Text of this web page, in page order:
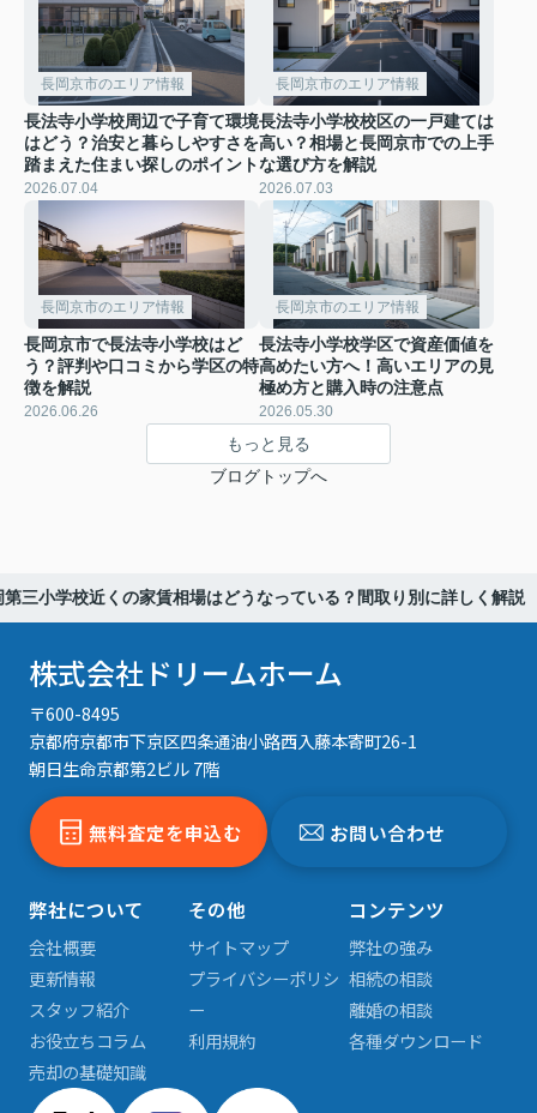
長岡京市のエリア情報
長法寺小学校周辺で子育て環境
はどう？治安と暮らしやすさを
踏まえた住まい探しのポイント
2026.07.04
長岡京市のエリア情報
長法寺小学校校区の一戸建ては
高い？相場と長岡京市での上手
な選び方を解説
2026.07.03
長岡京市のエリア情報
長岡京市で長法寺小学校はど
う？評判や口コミから学区の特
徴を解説
2026.06.26
長岡京市のエリア情報
長法寺小学校学区で資産価値を
高めたい方へ！高いエリアの見
極め方と購入時の注意点
2026.05.30
もっと見る
ブログトップへ
第三小学校近くの家賃相場はどうなっている？間取り別に詳しく解説
株式会社ドリームホーム
〒600-8495
京都府京都市下京区四条通油小路西入藤本寄町26-1
朝日生命京都第2ビル 7階
無料査定を申込む お問い合わせ
弊社について
会社概要
更新情報
スタッフ紹介
お役立ちコラム
売却の基礎知識
その他
サイトマップ
プライバシーポリシ
ー
利用規約
コンテンツ
弊社の強み
相続の相談
離婚の相談
各種ダウンロード